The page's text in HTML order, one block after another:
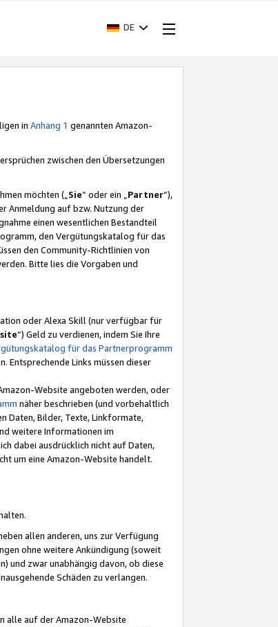
DE
in Anhang 1 genannten Amazon-
zwischen den Übersetzungen
möchten („Sie“ oder ein „Partner“),
Anmeldung auf bzw. Nutzung der
einen wesentlichen Bestandteil
den Vergütungskatalog für das
den Community-Richtlinien von
Bitte lies die Vorgaben und
oder Alexa Skill (nur verfügbar für
“) Geld zu verdienen, indem Sie Ihre
für das Partnerprogramm
Entsprechende Links müssen dieser
Website angeboten werden, oder
näher beschrieben (und vorbehaltlich
Daten, Bilder, Texte, Linkformate,
weitere Informationen im
dabei ausdrücklich nicht auf Daten,
um eine Amazon-Website handelt.
allen anderen, uns zur Verfügung
ohne weitere Ankündigung (soweit
und zwar unabhängig davon, ob diese
Schäden zu verlangen.
alle auf der Amazon-Website